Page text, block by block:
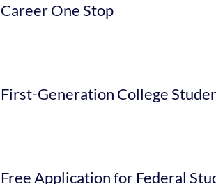
Career One Stop
First-Generation College
Free Application for Federal